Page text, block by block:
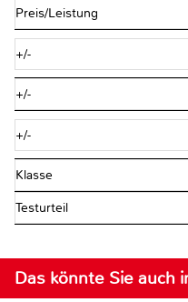
Preis/Leistung
+/-
+/-
+/-
Klasse
Testurteil
Das könnte Sie auch